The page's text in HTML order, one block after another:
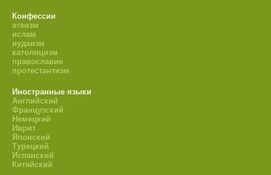
Конфессии
атеизм
ислам
иудаизм
католицизм
православие
протестантизм
Иностранные языки
Английский
Французский
Немецкий
Иврит
Японский
Турецкий
Испанский
Китайский